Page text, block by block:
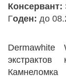
Консервант:
Годен: до
Dermawhite
Камнеломка